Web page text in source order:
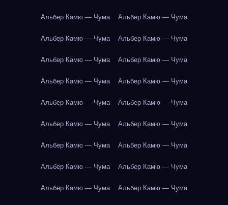
Альбер Камю — Чума Альбер Камю — Чума
Альбер Камю — Чума Альбер Камю — Чума
Альбер Камю — Чума Альбер Камю — Чума
Альбер Камю — Чума Альбер Камю — Чума
Альбер Камю — Чума Альбер Камю — Чума
Альбер Камю — Чума Альбер Камю — Чума
Альбер Камю — Чума Альбер Камю — Чума
Альбер Камю — Чума Альбер Камю — Чума
Альбер Камю — Чума Альбер Камю — Чума